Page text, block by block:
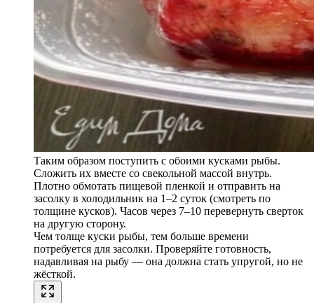
Таким образом поступить с обоими кусками рыбы.
Сложить их вместе со свекольной массой внутрь.
Плотно обмотать пищевой пленкой и отправить на
засолку в холодильник на 1–2 суток (смотреть по
толщине кусков). Часов через 7–10 перевернуть сверток
на другую сторону.
Чем толще куски рыбы, тем больше времени
потребуется для засолки. Проверяйте готовность,
надавливая на рыбу — она должна стать упругой, но не
жёсткой.